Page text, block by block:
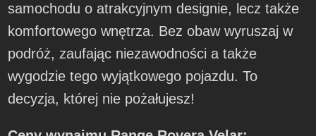
samochodu o atrakcyjnym designie, lecz także
komfortowego wnętrza. Bez obaw wyruszaj w
podróż, zaufając niezawodności a także
wygodzie tego wyjątkowego pojazdu. To
decyzja, której nie pożałujesz!